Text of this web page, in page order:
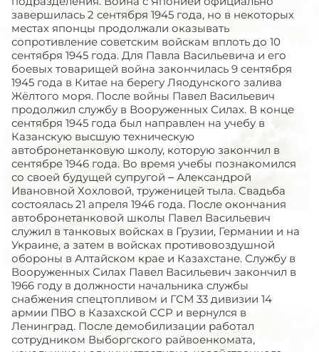
завершилась 2 сентября 1945 года, но в некоторых
местах японцы продолжали оказывать
сопротивление советским войскам вплоть до 10
сентября 1945 года. Для Павла Васильевича и его
боевых товарищей война закончилась 9 сентября
1945 года в Китае на берегу Ляодунского залива
Жёлтого моря. После войны Павел Васильевич
продолжил службу в Вооруженных Силах. В конце
сентября 1945 года был направлен на учебу в
Казанскую высшую техническую
автобронетанковую школу, которую закончил в
сентябре 1946 года. Во время учебы познакомился
со своей будущей супругой – Александрой
Ивановной Хохловой, труженицей тыла. Свадьба
состоялась 21 апреля 1946 года. После окончания
автобронетанковой школы Павел Васильевич
служил в танковых войсках в Грузии, Германии и на
Украине, а затем в войсках противовоздушной
обороны в Алтайском крае и Казахстане. Службу в
Вооруженных Силах Павел Васильевич закончил в
1966 году в должности начальника службы
снабжения спецтопливом и ГСМ 33 дивизии 14
армии ПВО в Казахской ССР и вернулся в
Ленинград. После демобилизации работал
сотрудником Выборгского райвоенкомата,